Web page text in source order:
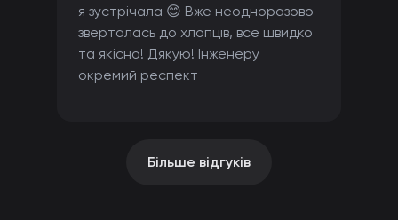
я зустрічала 😊 Вже неодноразово
зверталась до хлопців, все швидко
та якісно! Дякую! Інженеру
окремий респект
Більше відгуків